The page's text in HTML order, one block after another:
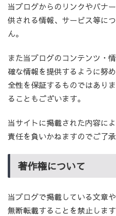
当ブログからのリンクやバナ
供される情報、サービス等に
ん。
また当ブログのコンテンツ・
確な情報を提供するように努
全性を保証するものではあり
ることもございます。
当サイトに掲載された内容に
責任を負いかねますのでご了承
著作権について
当ブログで掲載している文章
無断転載することを禁止します